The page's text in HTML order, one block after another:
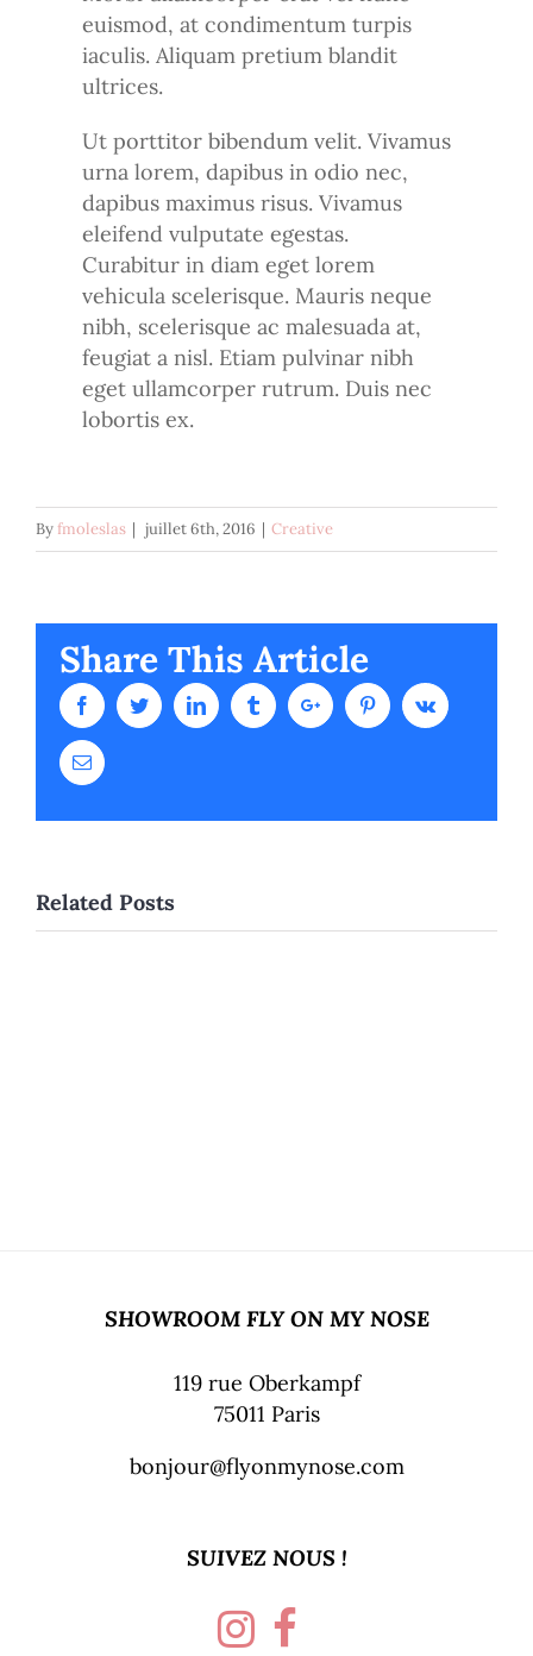
euismod, at condimentum turpis
iaculis. Aliquam pretium blandit
ultrices.
Ut porttitor bibendum velit. Vivamus
urna lorem, dapibus in odio nec,
dapibus maximus risus. Vivamus
eleifend vulputate egestas.
Curabitur in diam eget lorem
vehicula scelerisque. Mauris neque
nibh, scelerisque ac malesuada at,
feugiat a nisl. Etiam pulvinar nibh
eget ullamcorper rutrum. Duis nec
lobortis ex.
Byfmoleslas | juillet 6th, 2016 | Creative
Share This Article
FacebookTwitterLinkedin TumblrGoogle+ PinterestVk
Email
Related Posts
SHOWROOM FLY ON MY NOSE
119 rue Oberkampf
75011 Paris
bonjour@flyonmynose.com
SUIVEZ NOUS !